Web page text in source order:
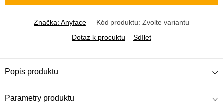
Značka: Anyface Kód produktu: Zvolte variantu
Dotaz k produktu
Sdílet
Popis produktu
Parametry produktu